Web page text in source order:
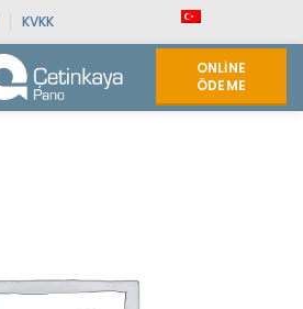
KVKK
ONLINE
ÖDEME